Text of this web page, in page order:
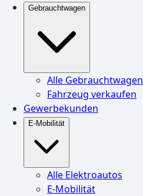
Gebrauchtwagen
Alle Gebrauchtwagen
Fahrzeug verkaufen
Gewerbekunden
E-Mobilität
Alle Elektroautos
E-Mobilität